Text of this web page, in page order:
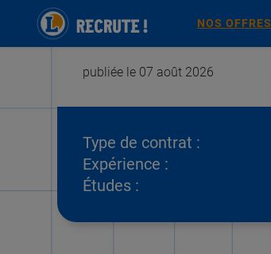
NOS OFFRES
publiée le 07 août 2026
Type de contrat :
Expérience :
Études :